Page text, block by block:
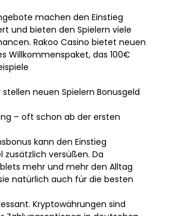
machen den Einstieg
und bieten den Spielern viele
Rakoo Casino bietet neuen
Willkommenspaket, das 100€
neuen Spielern Bonusgeld
– oft schon ab der ersten
kann den Einstieg
zusätzlich versüßen. Da
mehr und mehr den Alltag
natürlich auch für die besten
Kryptowährungen sind